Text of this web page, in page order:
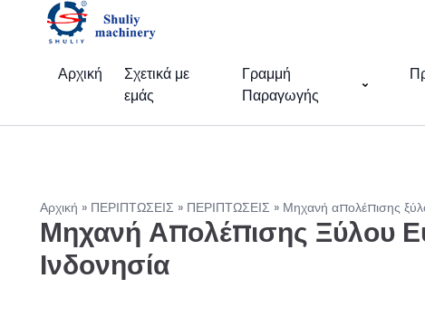
Αρχική
Σχετικά με
εμάς
Γραμμή
Παραγωγής
Αρχική » ΠΕΡΙΠΤΩΣΕΙΣ » ΠΕΡΙΠΤΩΣΕΙΣ » Μηχανή απολέπισης
Μηχανή Απολέπισης Ξύλου
Ινδονησία